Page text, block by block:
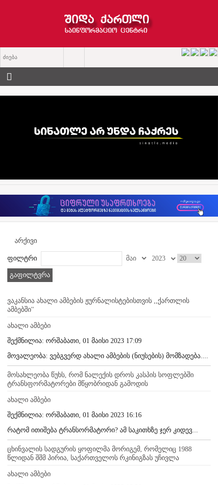
არქივი
ფილტრი
გაფილტვრა
ვაკანსია ახალი ამბების ჟურნალისტებისთვის ,,ქართლის
ამბებში''
ახალი ამბები
შექმნილია: ორშაბათი, 01 მაისი 2023 17:09
მოვალეობა: ვებგვერდ ახალი ამბების (ნიუსების) მომზადება....
მოსახლეობა წუხს, რომ ნალექის დროს კასპის სოფლებში
ტრანსფორმატორები მწყობრიდან გამოდის
ახალი ამბები
შექმნილია: ორშაბათი, 01 მაისი 2023 16:16
რატომ ითიშება ტრანსორმატორი? ამ საკითხზე ჯერ კიდევ...
ცხინვალის სადგურის ყოფილმა მორიგემ, რომელიც 1988
წლიდან შშმ პირია, საქართველოს რკინიგზას უჩივლა
ახალი ამბები